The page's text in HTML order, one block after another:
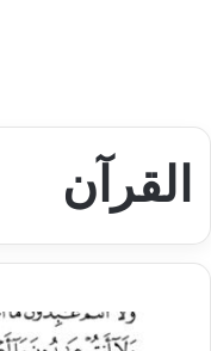
القرآن